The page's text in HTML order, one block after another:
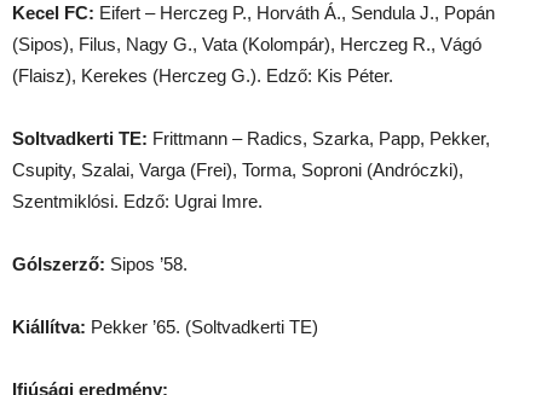
Kecel FC: Eifert – Herczeg P., Horváth Á., Sendula J., Popán
(Sipos), Filus, Nagy G., Vata (Kolompár), Herczeg R., Vágó
(Flaisz), Kerekes (Herczeg G.). Edző: Kis Péter.
Soltvadkerti TE: Frittmann – Radics, Szarka, Papp, Pekker,
Csupity, Szalai, Varga (Frei), Torma, Soproni (Andróczki),
Szentmiklósi. Edző: Ugrai Imre.
Gólszerző: Sipos ’58.
Kiállítva: Pekker ’65. (Soltvadkerti TE)
Ifjúsági eredmény: